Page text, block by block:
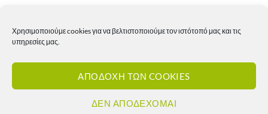
Χρησιμοποιούμε cookies για να βελτιστοποιούμε τον ιστότοπό μας και τις
υπηρεσίες μας.
ΑΠΟΔΟΧΗ ΤΩΝ COOKIES
ΔΕΝ ΑΠΟΔΕΧΟΜΑΙ
Πολιτική Απορρήτου
Πολιτική επιστροφών – ακυρώσεων
Πολιτική αποστολών